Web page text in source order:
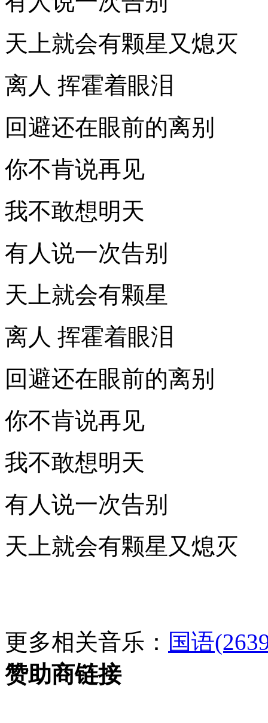
天上就会有颗星又熄灭
离人 挥霍着眼泪
回避还在眼前的离别
你不肯说再见
我不敢想明天
有人说一次告别
天上就会有颗星
离人 挥霍着眼泪
回避还在眼前的离别
你不肯说再见
我不敢想明天
有人说一次告别
天上就会有颗星又熄灭
更多相关音乐： 国语
赞助商链接